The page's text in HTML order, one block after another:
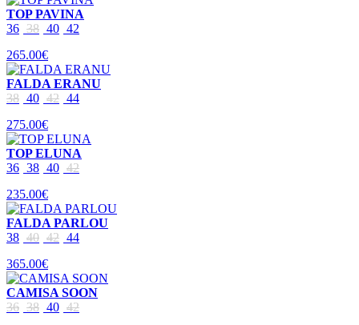
TOP PAVINA
36 38 40 42
265.00€
FALDA ERANU
38 40 42 44
275.00€
TOP ELUNA
36 38 40 42
235.00€
FALDA PARLOU
38 40 42 44
365.00€
CAMISA SOON
36 38 40 42